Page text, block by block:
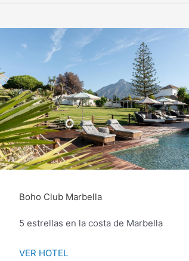
Boho Club Marbella
5 estrellas en la costa de Marbella
VER HOTEL